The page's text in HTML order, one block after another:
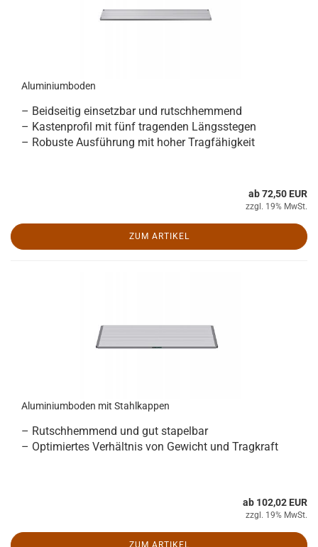
Aluminiumboden
– Beidseitig einsetzbar und rutschhemmend
– Kastenprofil mit fünf tragenden Längsstegen
– Robuste Ausführung mit hoher Tragfähigkeit
ab 72,50 EUR
zzgl. 19% MwSt.
ZUM ARTIKEL
Aluminiumboden mit Stahlkappen
– Rutschhemmend und gut stapelbar
– Optimiertes Verhältnis von Gewicht und Tragkraft
ab 102,02 EUR
zzgl. 19% MwSt.
ZUM ARTIKEL